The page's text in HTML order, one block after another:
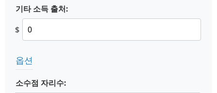
기타 소득 출처:
$
옵션
소수점 자리수: